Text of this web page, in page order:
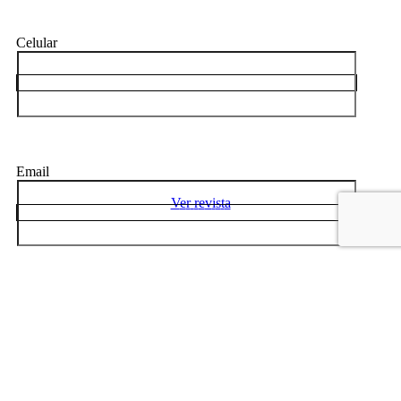
Ver revista
Celular
Email